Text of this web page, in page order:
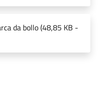
da bollo (48,85 KB -